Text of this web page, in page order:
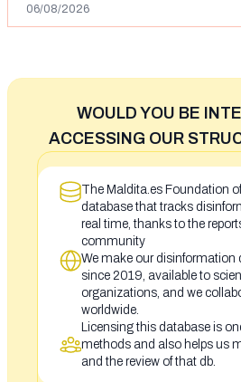
06/08/2026
WOULD YOU BE
ACCESSING OUR
The Maldita.es Foundation
database that tracks
real time, thanks to the
community
We make our disinformation
since 2019, available to
organizations, and we
worldwide.
Licensing this database is
methods and also helps us
and the review of that db.